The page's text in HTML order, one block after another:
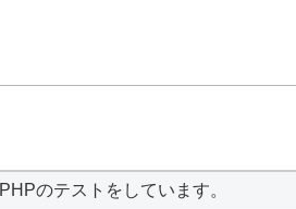
PHPのテストをしています。